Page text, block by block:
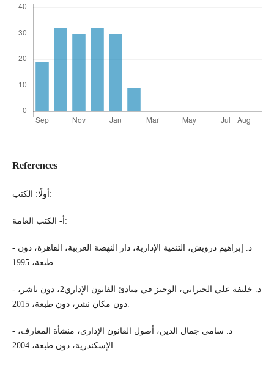
References
أولًا: الكتب:
أ- الكتب العامة:
- د. إبراهيم درويش، التنمية الإدارية، دار النهضة العربية، القاهرة، دون
طبعة، 1995.
- د. خليفة علي الجبراني، الوجيز في مبادئ القانون الإداري2، دون ناشر،
دون مكان نشر، دون طبعة، 2015.
- د. سامي جمال الدين، أصول القانون الإداري، منشأة المعارف،
الإسكندرية، دون طبعة، 2004.